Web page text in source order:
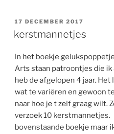
GEPLAATST
OP
17 DECEMBER 2017
kerstmannetjes
In het boekje
Arts staan patroontjes die
heb de afgelopen 4 jaar.
wat te variëren en gewoon
naar hoe je t zelf graag wilt.
verzoek 10
bovenstaande boekje maar